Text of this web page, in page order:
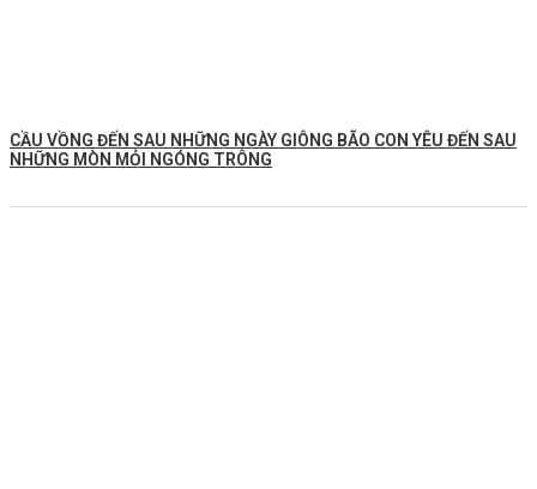
CẦU VỒNG ĐẾN SAU NHỮNG NGÀY GIÔNG BÃO CON YÊU ĐẾN SAU
NHỮNG MÒN MỎI NGÓNG TRÔNG